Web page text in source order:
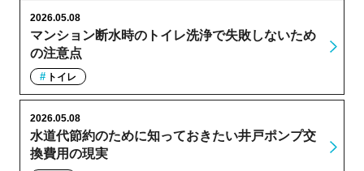
マンション断水時のトイレ洗浄で失敗しないため
の注意点
2026.05.08
トイレ
水道代節約のために知っておきたい井戸ポンプ交
換費用の現実
2026.05.08